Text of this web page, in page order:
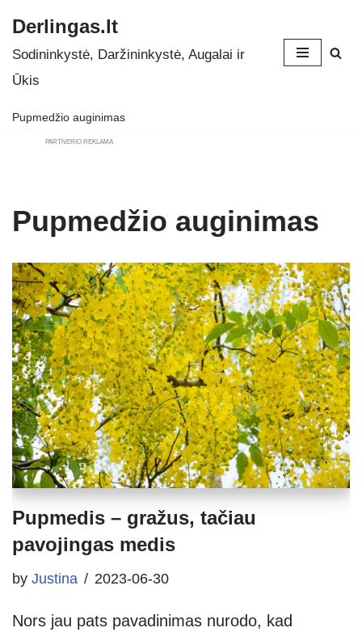
Skip
to
Derlingas.lt
Sodininkystė, Daržininkystė, Augalai ir
Ūkis
Pupmedžio auginimas
PARTNERIO REKLAMA
Pupmedžio auginimas
Pupmedis – gražus, tačiau
pavojingas medis
by Justina 2023-06-30
Nors jau pats pavadinimas nurodo, kad